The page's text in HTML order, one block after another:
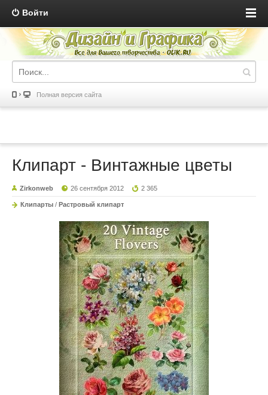
Войти
Полная версия сайта
Клипарт - Винтажные цветы
Zirkonweb 26 сентября 2012 2 365
Клипарты / Растровый клипарт